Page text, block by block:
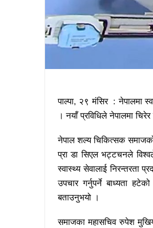
पाल्पा, २९ मंसिर : नेपालमा
। नयाँ प्रविधिले नेपालमा
नेपाल शल्य चिकित्सक समाजको
प्रा डा सिएल भट्टचनले
स्वास्थ्य सेवालाई निरन्तरता
उपचार गर्नुपर्ने बाध्यता
बताउनुभयो ।
समाजका महासचिव रुपेश